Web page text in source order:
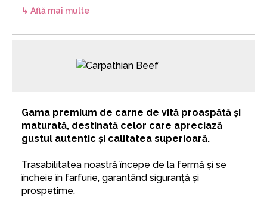
↳ Află mai multe
Gama premium de carne de vită proaspătă și
maturată, destinată celor care apreciază
gustul autentic și calitatea superioară.
Trasabilitatea noastră începe de la fermă și se
încheie în farfurie, garantând siguranță și
prospețime.